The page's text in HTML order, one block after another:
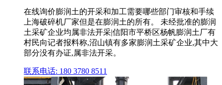
在线询价膨润土的开采和加工需要哪些部门审核和手续
上海破碎机厂家但是在膨润土的所有。 未经批准的膨润
土采矿企业均属非法开采|信阳市平桥区杨帆膨润土厂有
村民向记者报料称,沼山镇有多家膨润土采矿企业,其中大
部分没有办证,属非法开采。
联系电话: 180 3780 8511